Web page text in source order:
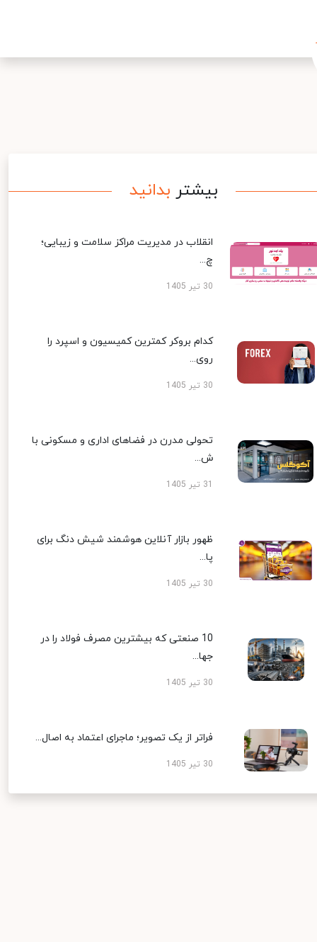
بیشتر بدانید
انقلاب در مدیریت مراکز سلامت و زیبایی؛
چ...
30 تیر 1405
کدام بروکر کمترین کمیسیون و اسپرد را
روی...
30 تیر 1405
تحولی مدرن در فضاهای اداری و مسکونی با
ش...
ظهور بازار آنلاین هوشمند شیش دنگ برای
پا...
30 تیر 1405
10 صنعتی که بیشترین مصرف فولاد را در
جها...
30 تیر 1405
فراتر از یک تصویر؛ ماجرای اعتماد به اصال...
30 تیر 1405